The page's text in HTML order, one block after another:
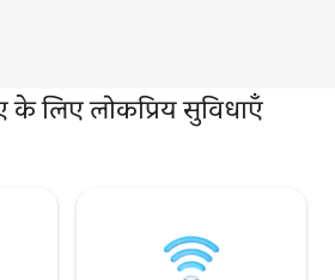
के लिए लोकप्रिय सुविधाएँ